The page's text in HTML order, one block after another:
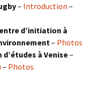
– Introduction –
d’initiation à
– Photos
à Venise–
– Photos